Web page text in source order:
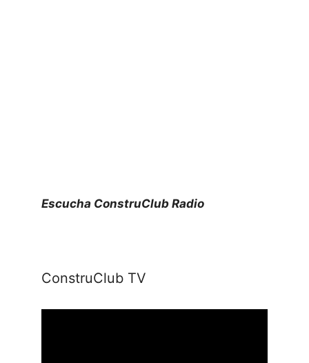
Escucha ConstruClub Radio
ConstruClub TV